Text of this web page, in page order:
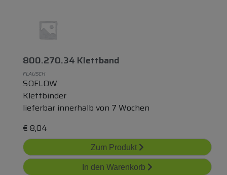
800.270.34 Klettband
FLAUSCH
SOFLOW
Klettbinder
lieferbar innerhalb von 7 Wochen
€ 8,04
Zum Produkt
In den Warenkorb